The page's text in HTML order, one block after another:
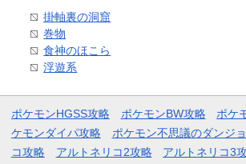
掛軸裏の洞窟
巻物
食神のほこら
浮遊系
ポケモンHGSS攻略 ポケモンBW攻略 ポケ
ケモンダイパ攻略
ポケモン不思議のダンジ
コ攻略
アルトネリコ2攻略 アルトネリコ3